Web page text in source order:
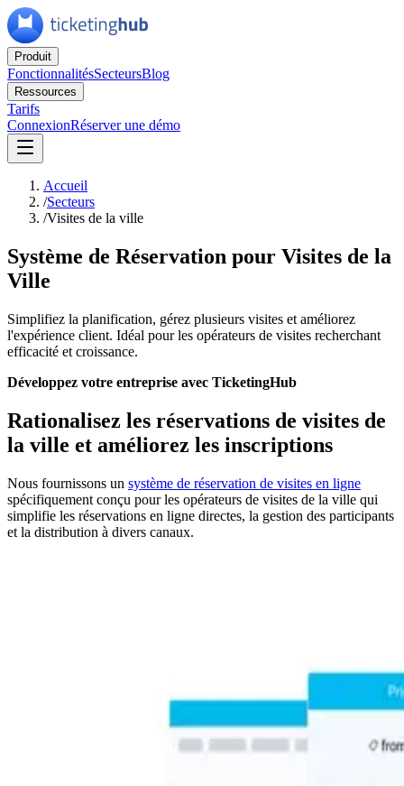
Produit
FonctionnalitésSecteursBlog
Ressources
Tarifs
ConnexionRéserver une démo
Accueil
/Secteurs
/Visites de la ville
Système de Réservation pour Visites de la
Ville
Simplifiez la planification, gérez plusieurs visites et améliorez
l'expérience client. Idéal pour les opérateurs de visites recherchant
efficacité et croissance.
Développez votre entreprise avec TicketingHub
Rationalisez les réservations de visites de
la ville et améliorez les inscriptions
Nous fournissons un système de réservation de visites en ligne
spécifiquement conçu pour les opérateurs de visites de la ville qui
simplifie les réservations en ligne directes, la gestion des participants
et la distribution à divers canaux.